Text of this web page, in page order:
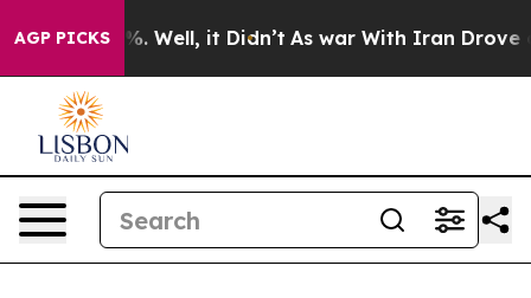
AGP PICKS
40%. Well, it Didn’t As war With Iran Drove oil